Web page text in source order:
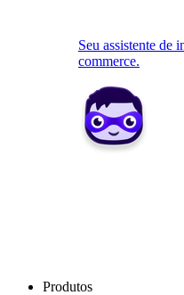
Seu assistente de
commerce.
Produtos